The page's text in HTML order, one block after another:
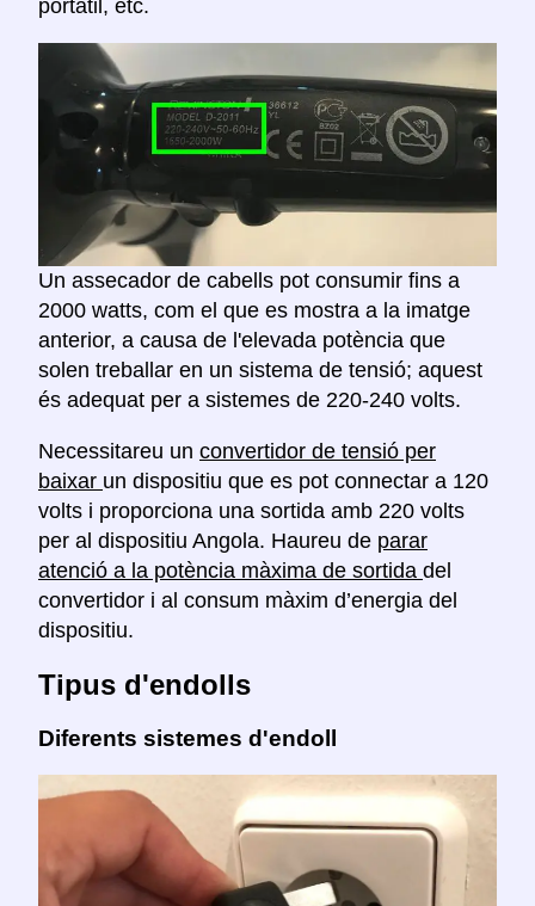
portàtil, etc.
Un assecador de cabells pot consumir fins a
2000 watts, com el que es mostra a la imatge
anterior, a causa de l'elevada potència que
solen treballar en un sistema de tensió; aquest
és adequat per a sistemes de 220-240 volts.
Necessitareu un convertidor de tensió per
baixar un dispositiu que es pot connectar a 120
volts i proporciona una sortida amb 220 volts
per al dispositiu Angola. Haureu de parar
atenció a la potència màxima de sortida del
convertidor i al consum màxim d’energia del
dispositiu.
Tipus d'endolls
Diferents sistemes d'endoll